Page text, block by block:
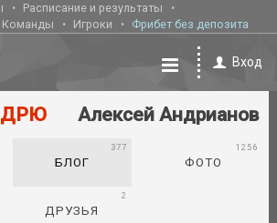
Расписание и результаты
Команды Игроки Фрибет без депозита
Вход
Алексей Андрианов
БЛОГ
377
ФОТО
1256
ДРУЗЬЯ
2